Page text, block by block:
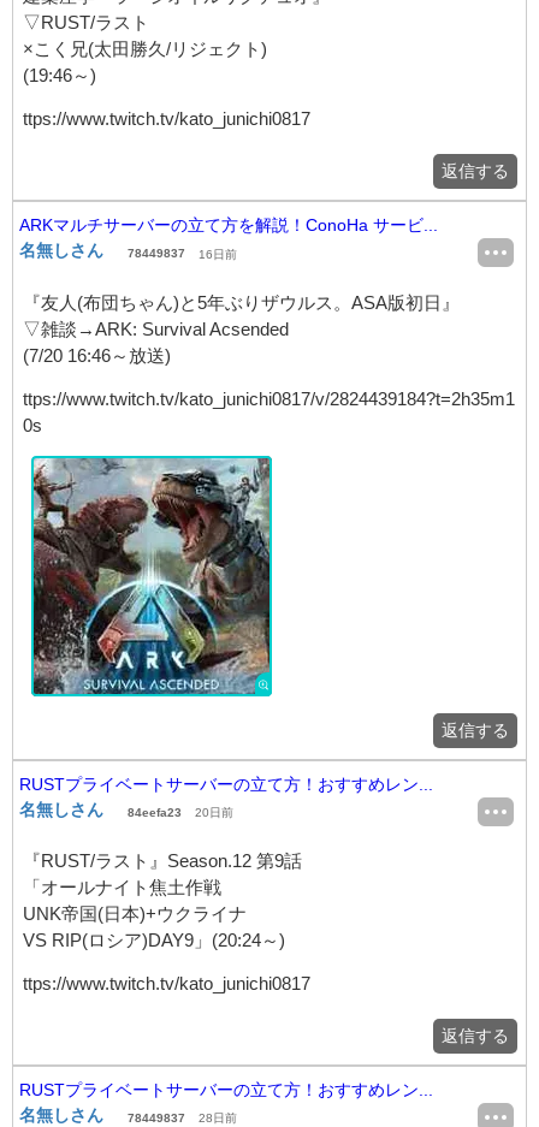
▽RUST/ラスト
×こく兄(太田勝久/リジェクト)
(19:46～)
ttps://www.twitch.tv/kato_junichi0817
返信する
ARKマルチサーバーの立て方を解説！ConoHa サービ...
名無しさん
78449837 16日前
『友人(布団ちゃん)と5年ぶりザウルス。ASA版初日』
▽雑談→ARK: Survival Acsended
(7/20 16:46～放送)
ttps://www.twitch.tv/kato_junichi0817/v/2824439184?t=2h35m1
0s
返信する
RUSTプライベートサーバーの立て方！おすすめレン...
名無しさん
84eefa23 20日前
『RUST/ラスト』Season.12 第9話
「オールナイト焦土作戦
UNK帝国(日本)+ウクライナ
VS RIP(ロシア)DAY9」(20:24～)
ttps://www.twitch.tv/kato_junichi0817
返信する
RUSTプライベートサーバーの立て方！おすすめレン...
名無しさん
78449837 28日前